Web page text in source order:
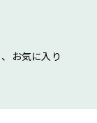
お気に入り